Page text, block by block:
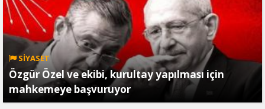
SİYASET
Özgür Özel ve ekibi, kurultay yapılması için
mahkemeye başvuruyor